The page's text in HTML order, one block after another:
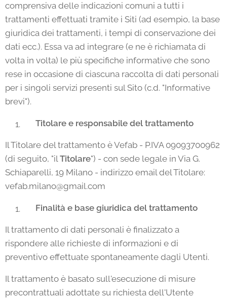
comprensiva delle indicazioni comuni a tutti i
trattamenti effettuati tramite i Siti (ad esempio, la base
giuridica dei trattamenti, i tempi di conservazione dei
dati ecc.). Essa va ad integrare (e ne è richiamata di
volta in volta) le più specifiche informative che sono
rese in occasione di ciascuna raccolta di dati personali
per i singoli servizi presenti sul Sito (c.d. "Informative
brevi").
Titolare e responsabile del trattamento
Il Titolare del trattamento è Vefab - P.IVA 09093700962
(di seguito, "ilTitolare") - con sede legale in Via G.
Schiaparelli, 19 Milano - indirizzo email del Titolare:
vefab.milano@gmail.com
Finalità e base giuridica del trattamento
Il trattamento di dati personali è finalizzato a
rispondere alle richieste di informazioni e di
preventivo effettuate spontaneamente dagli Utenti.
Il trattamento è basato sull'esecuzione di misure
precontrattuali adottate su richiesta dell'Utente